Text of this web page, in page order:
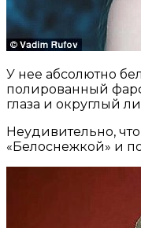
У нее абсолютно
полированный
глаза и округлый
Неудивительно,
«Белоснежкой» и